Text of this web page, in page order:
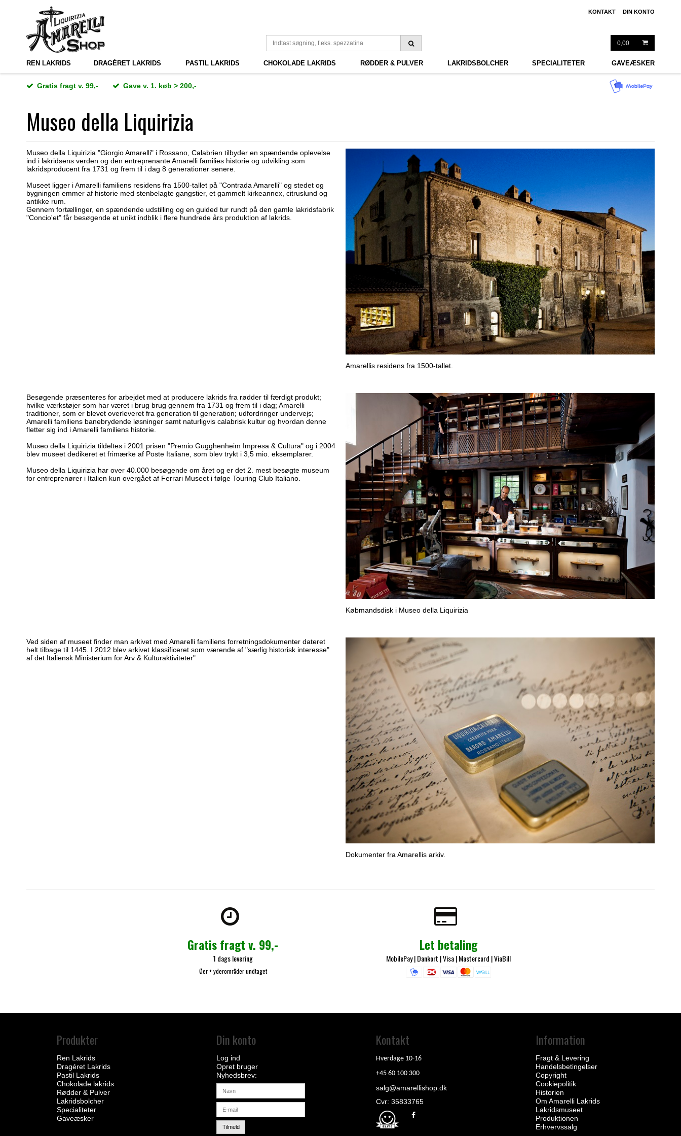
KONTAKT DIN KONTO
0,00
REN LAKRIDS DRAGÉRET LAKRIDS PASTIL LAKRIDS CHOKOLADE LAKRIDS RØDDER & PULVER LAKRIDSBOLCHER SPECIALITETER GAVEÆSKER
Gratis fragt v. 99,- Gave v. 1. køb > 200,-
Museo della Liquirizia
Museo della Liquirizia "Giorgio Amarelli" i Rossano, Calabrien tilbyder en spændende oplevelse
ind i lakridsens verden og den entreprenante Amarelli families historie og udvikling som
lakridsproducent fra 1731 og frem til i dag 8 generationer senere.
Museet ligger i Amarelli familiens residens fra 1500-tallet på "Contrada Amarelli" og stedet og
bygningen emmer af historie med stenbelagte gangstier, et gammelt kirkeannex, citruslund og
antikke rum.
Gennem fortællinger, en spændende udstilling og en guided tur rundt på den gamle lakridsfabrik
"Concio'et" får besøgende et unikt indblik i flere hundrede års produktion af lakrids.
Amarellis residens fra 1500-tallet.
Besøgende præsenteres for arbejdet med at producere lakrids fra rødder til færdigt produkt;
hvilke værkstøjer som har været i brug brug gennem fra 1731 og frem til i dag; Amarelli
traditioner, som er blevet overleveret fra generation til generation; udfordringer undervejs;
Amarelli familiens banebrydende løsninger samt naturligvis calabrisk kultur og hvordan denne
fletter sig ind i Amarelli familiens historie.
Museo della Liquirizia tildeltes i 2001 prisen "Premio Gugghenheim Impresa & Cultura" og i 2004
blev museet dedikeret et frimærke af Poste Italiane, som blev trykt i 3,5 mio. eksemplarer.
Museo della Liquirizia har over 40.000 besøgende om året og er det 2. mest besøgte museum
for entreprenører i Italien kun overgået af Ferrari Museet i følge Touring Club Italiano.
Købmandsdisk i Museo della Liquirizia
Ved siden af museet finder man arkivet med Amarelli familiens forretningsdokumenter dateret
helt tilbage til 1445. I 2012 blev arkivet klassificeret som værende af "særlig historisk interesse"
af det Italiensk Ministerium for Arv & Kulturaktiviteter"
Dokumenter fra Amarellis arkiv.
Gratis fragt v. 99,-
1 dags levering
Øer + yderområder undtaget
Let betaling
MobilePay| Dankort |Visa |Mastercard |ViaBill
Produkter
Ren Lakrids
Dragéret Lakrids
Pastil Lakrids
Chokolade lakrids
Rødder & Pulver
Lakridsbolcher
Specialiteter
Gaveæsker
Din konto
Log ind
Opret bruger
Nyhedsbrev
Tilmeld
Kontakt
Hverdage 10-16
+45 60 100 300
salg@amarellishop.dk
Cvr: 35833765
Information
Fragt & Levering
Handelsbetingelser
Copyright
Cookiepolitik
Historien
Om Amarelli Lakrids
Lakridsmuseet
Produktionen
Erhvervssalg